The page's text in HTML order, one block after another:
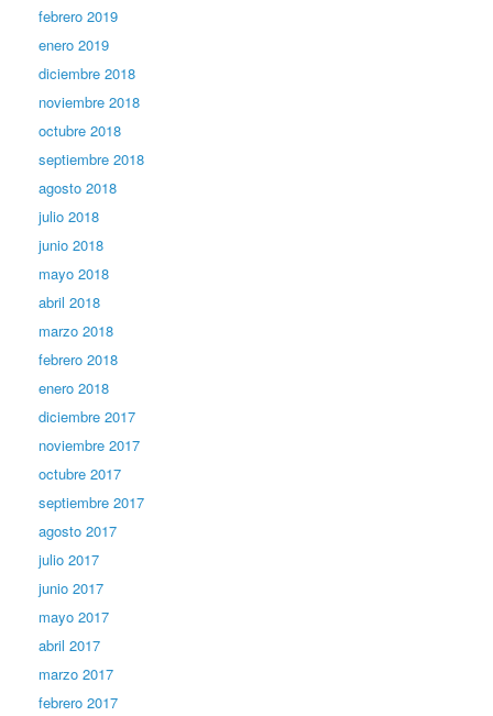
febrero 2019
enero 2019
diciembre 2018
noviembre 2018
octubre 2018
septiembre 2018
agosto 2018
julio 2018
junio 2018
mayo 2018
abril 2018
marzo 2018
febrero 2018
enero 2018
diciembre 2017
noviembre 2017
octubre 2017
septiembre 2017
agosto 2017
julio 2017
junio 2017
mayo 2017
abril 2017
marzo 2017
febrero 2017